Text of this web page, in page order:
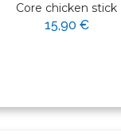
Core chicken stick
15,90 €